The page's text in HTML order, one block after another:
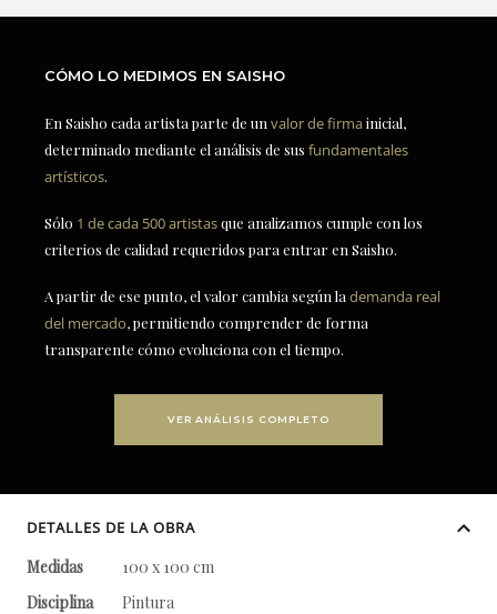
CÓMO LO MEDIMOS EN SAISHO
En Saisho cada artista parte de un valor de firmainicial,
determinado mediante el análisis de sus fundamentales
artísticos.
Sólo 1 de cada 500 artistasque analizamos cumple con los
criterios de calidad requeridos para entrar en Saisho.
A partir de ese punto, el valor cambia según la demanda real
del mercado, permitiendo comprender de forma
transparente cómo evoluciona con el tiempo.
VER ANÁLISIS COMPLETO
DETALLES DE LA OBRA
Medidas
100 x 100 cm
Disciplina
Pintura